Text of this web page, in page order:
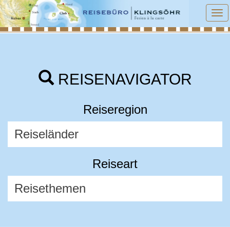
REISENAVIGATOR
Reiseregion
Reiseart